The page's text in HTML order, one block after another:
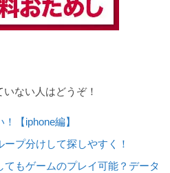
いない人はどうぞ！
【iphone編】
プ分けして探しやすく！
もゲームのプレイ可能？データ